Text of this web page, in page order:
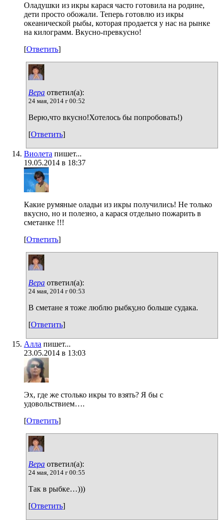
Оладушки из икры карася часто готовила на родине,
дети просто обожали. Теперь готовлю из икры
океанической рыбы, которая продается у нас на рынке
на килограмм. Вкусно-превкусно!
[Ответить]
Вера ответил(а):
24 мая, 2014 г 00:52
Верю,что вкусно!Хотелось бы попробовать!)
[Ответить]
Виолета пишет...
19.05.2014 в 18:37
Какие румяные оладьи из икры получились! Не только
вкусно, но и полезно, а карася отдельно пожарить в
сметанке !!!
[Ответить]
Вера ответил(а):
24 мая, 2014 г 00:53
В сметане я тоже люблю рыбку,но больше судака.
[Ответить]
Алла пишет...
23.05.2014 в 13:03
Эх, где же столько икры то взять? Я бы с
удовольствием….
[Ответить]
Вера ответил(а):
24 мая, 2014 г 00:55
Так в рыбке…)))
[Ответить]